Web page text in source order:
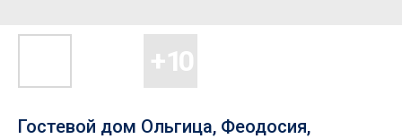
Гостевой дом Ольгица, Феодосия,